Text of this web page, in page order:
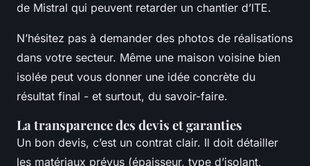
de Mistral qui peuvent retarder un chantier d’ITE.
N’hésitez pas à demander des photos de réalisations
dans votre secteur. Même une maison voisine bien
isolée peut vous donner une idée concrète du
résultat final - et surtout, du savoir-faire.
La transparence des devis et garanties
Un bon devis, c’est un contrat clair. Il doit détailler
les matériaux prévus (épaisseur, type d’isolant,